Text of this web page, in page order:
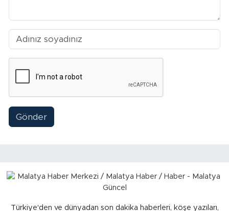
Gönder
Türkiye'den ve dünyadan son dakika haberleri, köşe yazıları,
Siyaset